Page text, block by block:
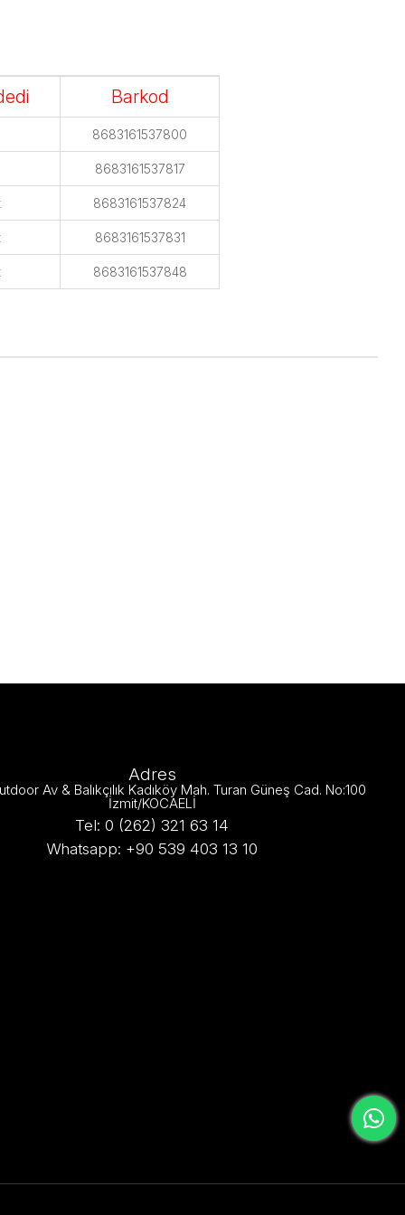
Barkod
8683161537800
8683161537817
8683161537824
8683161537831
8683161537848
Adres
Av & Balıkçılık Kadıköy Mah. Turan Güneş Cad. No:100
İzmit/KOCAELİ
Tel: 0 (262) 321 63 14
Whatsapp: +90 539 403 13 10